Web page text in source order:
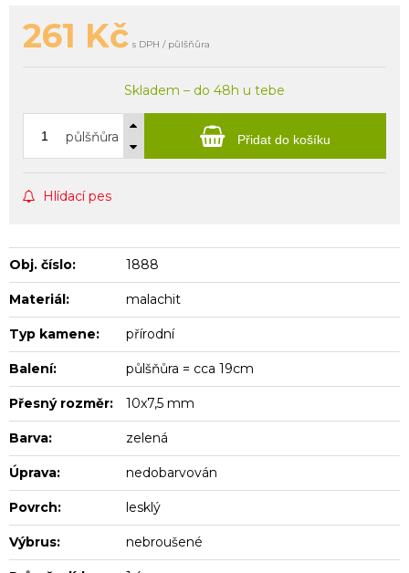
261 Kč s DPH / půlšňůra
Skladem – do 48h u tebe
půlšňůra Přidat do košíku
Hlídací pes
Obj. číslo: 1888
Materiál: malachit
Typ kamene: přírodní
Balení: půlšňůra = cca 19cm
Přesný rozměr: 10x7,5 mm
Barva: zelená
Úprava: nedobarvován
Povrch: lesklý
Výbrus: nebroušené